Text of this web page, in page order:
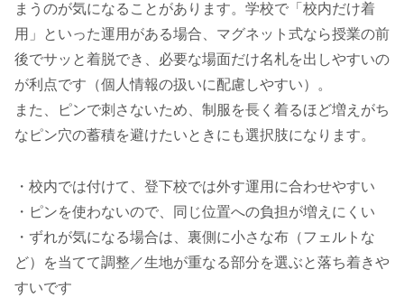
まうのが気になることがあります。学校で「校内だけ着
用」といった運用がある場合、マグネット式なら授業の前
後でサッと着脱でき、必要な場面だけ名札を出しやすいの
が利点です（個人情報の扱いに配慮しやすい）。
また、ピンで刺さないため、制服を長く着るほど増えがち
なピン穴の蓄積を避けたいときにも選択肢になります。
・校内では付けて、登下校では外す運用に合わせやすい
・ピンを使わないので、同じ位置への負担が増えにくい
・ずれが気になる場合は、裏側に小さな布（フェルトな
ど）を当てて調整／生地が重なる部分を選ぶと落ち着きや
すいです